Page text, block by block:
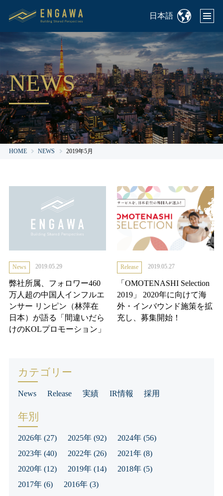
日本語
NEWS
HOME NEWS 2019年5月
News 2019.05.29
弊社所属、フォロワー460
万人超の中国人インフルエ
ンサー リンピン（林萍在
日本）が語る「間違いだら
けのKOLプロモーション」
Release 2019.05.27
「OMOTENASHI Selection
2019」 2020年に向けて海
外・インバウンド施策を拡
充し、募集開始！
カテゴリー
News Release 実績 IR情報 採用
年別
2026年 (27) 2025年 (92) 2024年 (56)
2023年 (40) 2022年 (26) 2021年 (8)
2020年 (12) 2019年 (14) 2018年 (5)
2017年 (6) 2016年 (3)